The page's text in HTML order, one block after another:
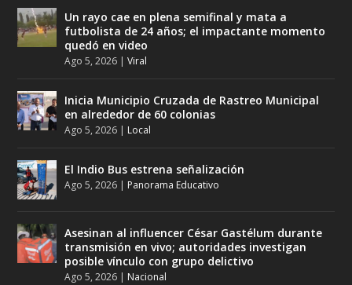
Un rayo cae en plena semifinal y mata a
futbolista de 24 años; el impactante momento
quedó en video
Ago 5, 2026 |Viral
Inicia Municipio Cruzada de Rastreo Municipal
en alrededor de 60 colonias
Ago 5, 2026 | Local
El Indio Bus estrena señalización
Ago 5, 2026 | Panorama Educativo
Asesinan al influencer César Gastélum durante
transmisión en vivo; autoridades investigan
posible vínculo con grupo delictivo
Ago 5, 2026 | Nacional